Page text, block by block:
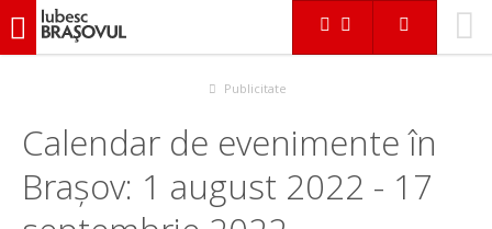
iubescbraşovul.ro
Publicitate
Calendar de evenimente în
Brașov: 1 august 2022 - 17